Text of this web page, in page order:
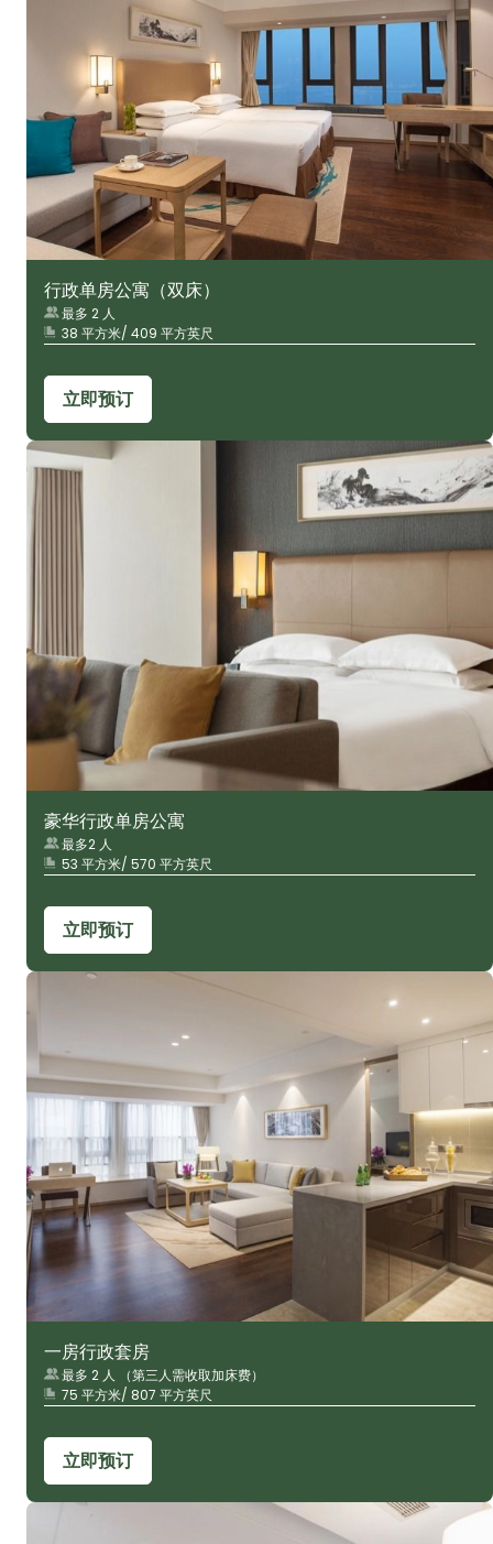
行政单房公寓（双床）
最多 2 人
38 平方米/ 409 平方英尺
立即预订
豪华行政单房公寓
最多2 人
53 平方米/ 570 平方英尺
立即预订
一房行政套房
最多 2 人 （第三人需收取加床费）
75 平方米/ 807 平方英尺
立即预订